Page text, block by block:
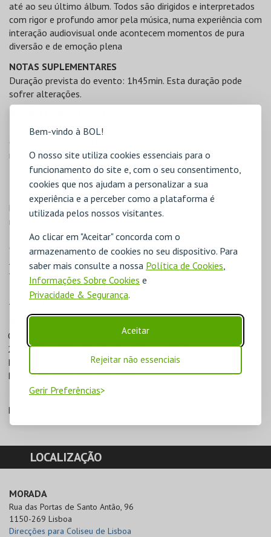
Bem-vindo à BOL!
O nosso site utiliza cookies essenciais para o
funcionamento do site e, com o seu consentimento,
cookies que nos ajudam a personalizar a sua
experiência e a perceber como a plataforma é
utilizada pelos nossos visitantes.
Ao clicar em "Aceitar" concorda com o
armazenamento de cookies no seu dispositivo. Para
saber mais consulte a nossa Política de Cookies
Informações Sobre Cookies e
Privacidade & Segurança.
Aceitar
Rejeitar não essenciais
Gerir Preferências
até ao seu último álbum. Todos são dirigidos e interpretados
com rigor e profundo amor pela música, numa experiência com
interação audiovisual onde acontecem momentos de pura
diversão e de emoção plena
NOTAS SUPLEMENTARES
Duração prevista do evento: 1h45min. Esta duração pode
sofrer alterações.
Não é permitida a entrada a menores de 3 anos conforme o
estipulado no Decreto-lei 23/2014, de 14 de fevereiro, na sua
redação atual (art. 26ª).
Espetáculo recomendado para maiores de 6 anos de idade.
Entrada interdita a menores de 3 anos.
Para bilhetes de mobilidade reduzida, contactar diretamente a
bilheteira do Coliseu dos Recreios, através dos seguintes
meios:
E-mail: bilheteira@coliseulisboa.com
Contacto telefónico: 213240585
Aconselhamos a compra de bilhetes apenas nos pontos de
venda oficiais referidos na lista abaixo.
Locais de Venda: Coliseu, FNAC, El Corte Inglés, Worten, CTT,
Agência ABEP,www.coliseulisboa.com
PREÇOS
Cadeiras Orquestra - 40€
1ª Plateia - 35€
2ª Plateia - 30€
Balcão Central Imp - 30€
Balcão Central Par - 30€
Balcão Imp Visib Reduzida - 28€
Balcão Par Visib Reduzida - 28€
DESCONTOS
Pack Família
LOCALIZAÇÃO
MORADA
Rua das Portas de Santo Antão, 96
1150-269 Lisboa
Direcções para Coliseu de Lisboa